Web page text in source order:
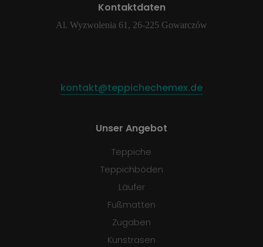
Kontaktdaten
Al. Wyzwolenia 61, 26-225 Gowarczów
kontakt@teppichechemex.de
Unser Angebot
Teppiche
Teppichböden
Läufer
Fußmatten
Zugaben
Kunstrasen